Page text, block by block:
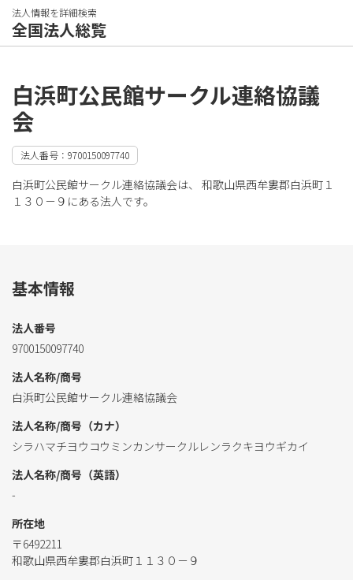
法人情報を詳細検索
全国法人総覧
白浜町公民館サークル連絡協議
会
法人番号：9700150097740
白浜町公民館サークル連絡協議会は、 和歌山県西牟婁郡白浜町１
１３０－９にある法人です。
基本情報
法人番号
9700150097740
法人名称/商号
白浜町公民館サークル連絡協議会
法人名称/商号（カナ）
シラハマチヨウコウミンカンサークルレンラクキヨウギカイ
法人名称/商号（英語）
-
所在地
〒6492211
和歌山県西牟婁郡白浜町１１３０－９